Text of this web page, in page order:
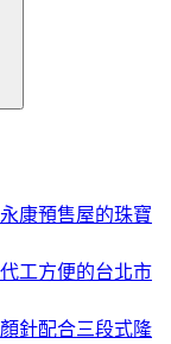
康預售屋的珠寶
工方便的台北市
針配合三段式隆